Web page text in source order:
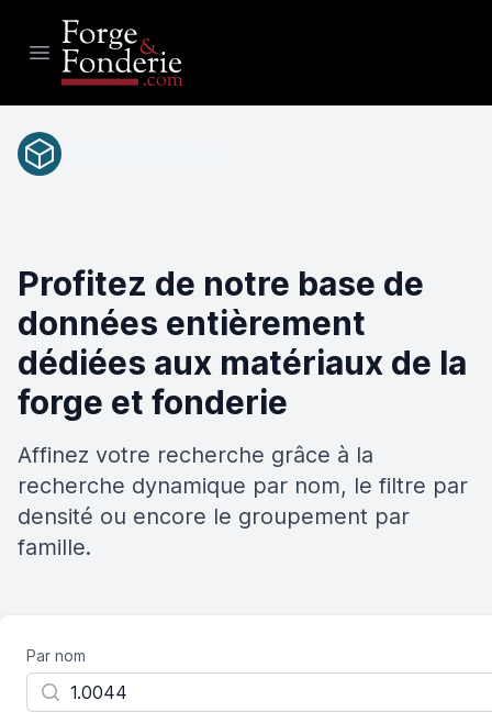
Open main menu
Profitez de notre base de
données entièrement
dédiées aux matériaux de la
forge et fonderie
Affinez votre recherche grâce à la
recherche dynamique par nom, le filtre par
densité ou encore le groupement par
famille.
Par nom